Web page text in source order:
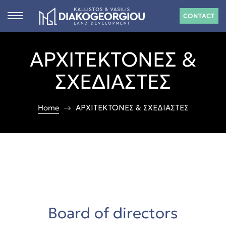
CONTACT
ΑΡΧΙΤΕΚΤΟΝΕΣ &
ΣΧΕΔΙΑΣΤΕΣ
Home ΑΡΧΙΤΕΚΤΟΝΕΣ & ΣΧΕΔΙΑΣΤΕΣ
Board of directors